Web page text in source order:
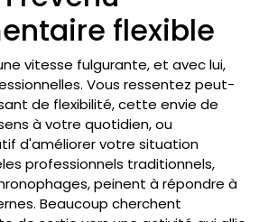
flexible
vitesse fulgurante, et avec lui,
Vous ressentez peut-
de flexibilité, cette envie de
à votre quotidien, ou
d'améliorer votre situation
professionnels traditionnels,
peinent à répondre à
Beaucoup cherchent